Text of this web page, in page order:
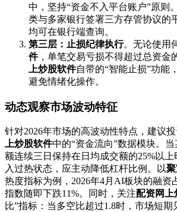
中，坚持“资金不入平台账户”原则
类与多家银行签署三方存管协议的
均可在银行端查询。
第三层：止损纪律执行。无论使用
件，单笔交易亏损不得超过总资金
上炒股软件自带的“智能止损”功能
避免情绪化操作。
动态观察市场波动特征
针对2026年市场的高波动性特点，建议
上炒股软件中的“资金流向”数据模块。
额连续三日保持在日均成交额的25%以
入过热状态，应主动降低杠杆比例。以
热度指标为例，2026年4月AI板块的融资
指数随即下跌11%。同时，关注配资网上
比”指标：当多空比超过1.8时，市场短